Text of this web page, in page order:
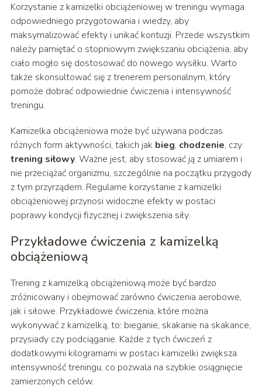
Korzystanie z kamizelki obciążeniowej w treningu wymaga
odpowiedniego przygotowania i wiedzy, aby
maksymalizować efekty i unikać kontuzji. Przede wszystkim
należy pamiętać o stopniowym zwiększaniu obciążenia, aby
ciało mogło się dostosować do nowego wysiłku. Warto
także skonsultować się z trenerem personalnym, który
pomoże dobrać odpowiednie ćwiczenia i intensywność
treningu.
Kamizelka obciążeniowa może być używana podczas
różnych form aktywności, takich jak bieg, chodzenie, czy
trening siłowy. Ważne jest, aby stosować ją z umiarem i
nie przeciążać organizmu, szczególnie na początku przygody
z tym przyrządem. Regularne korzystanie z kamizelki
obciążeniowej przynosi widoczne efekty w postaci
poprawy kondycji fizycznej i zwiększenia siły.
Przykładowe ćwiczenia z kamizelką
obciążeniową
Trening z kamizelką obciążeniową może być bardzo
zróżnicowany i obejmować zarówno ćwiczenia aerobowe,
jak i siłowe. Przykładowe ćwiczenia, które można
wykonywać z kamizelką, to: bieganie, skakanie na skakance,
przysiady czy podciąganie. Każde z tych ćwiczeń z
dodatkowymi kilogramami w postaci kamizelki zwiększa
intensywność treningu, co pozwala na szybkie osiągnięcie
zamierzonych celów.